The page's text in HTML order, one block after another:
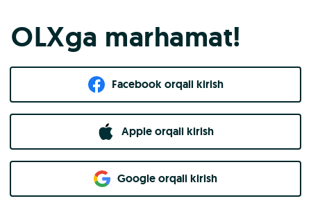
OLXga marhamat!
Facebook orqali kirish​
Apple orqali kirish
Goo​g​le orqali kirish